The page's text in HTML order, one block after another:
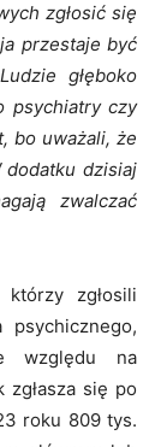
zgłosić się
przestaje być
głęboko
psychiatry czy
bo uważali, że
dodatku dzisiaj
zwalczać
zgłosili
względu na
zgłasza się po
roku 809 tys.